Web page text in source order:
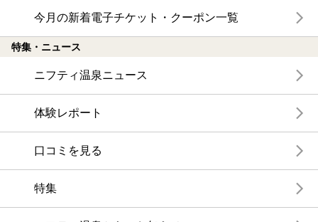
今月の新着電子チケット・クーポン一覧
特集・ニュース
ニフティ温泉ニュース
体験レポート
口コミを見る
特集